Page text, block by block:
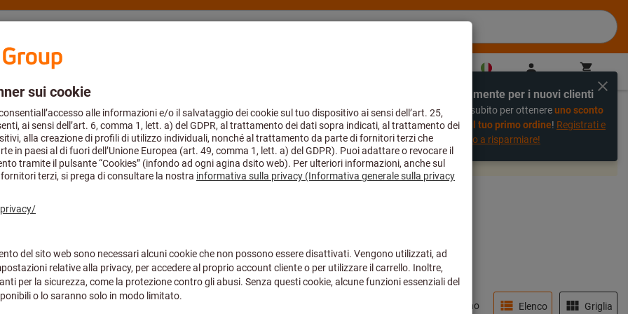
Group
% Esclusivamente per i nuovi clienti
Registrati subito per ottenereuno sconto
del 20% sul tuo primo ordine! Registrati e
inizia subito a risparmiare!
Punte elicoidali e punte a inserti
compresi. Puoi continuare ad effettuare i tuoi ordini tramite eShop e saranno evasi dal nostro magazzino centrale come di
& Misure Materiale & Composizione Tutti i filtri
Disponibile a magazzino Elenco Griglia